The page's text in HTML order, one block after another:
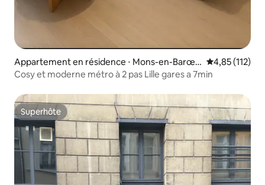
Appartement en résidence ⋅ Mons-en-Barœu
l
Évaluation
4,85 (112)
Cosy et moderne métro à 2 pas Lille gares a 7min
Superhôte
Superhôte